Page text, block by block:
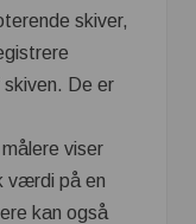
skiver,
De er
viser
værdi på en
kan også